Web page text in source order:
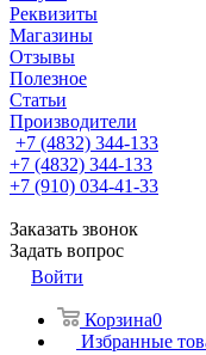
Реквизиты
Магазины
Отзывы
Полезное
Статьи
Производители
+7 (4832) 344-133
+7 (4832) 344-133
+7 (910) 034-41-33
Заказать звонок
Задать вопрос
Войти
Корзина0
Избранные